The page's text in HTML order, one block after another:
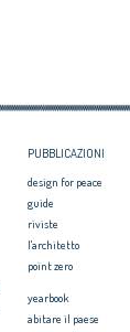
PUBBLICAZIONI
design for peace
guide
riviste
l'architetto
point zero
yearbook
abitare il paese